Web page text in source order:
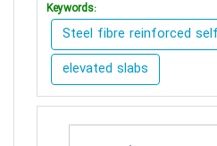
Keywords:
Steel fibre reinforced
elevated slabs